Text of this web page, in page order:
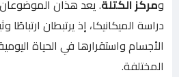
ومركز الكتلة. يعد هذان
دراسة الميكانيكا، إذ يرتبطان
الأجسام واستقرارها في الحياة
المختلفة.